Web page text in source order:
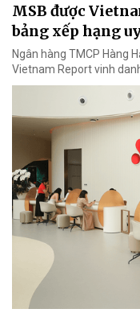
MSB được
bảng xếp hạng
Ngân hàng TMCP Hàng
Vietnam Report vinh